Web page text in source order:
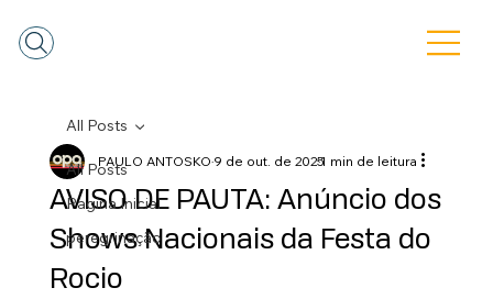
All Posts
Pagina Inicial
peregrinação
All Posts
AVISO DE PAUTA: Anúncio dos
Shows Nacionais da Festa do
Rocio
PAULO ANTOSKO9 de out. de 20251 min de leitura